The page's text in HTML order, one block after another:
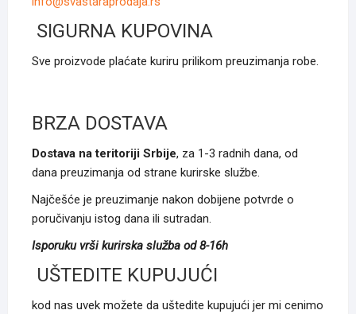
SIGURNA KUPOVINA
Sve proizvode plaćate kuriru prilikom preuzimanja robe.
BRZA DOSTAVA
Dostava na teritoriji Srbije, za 1-3 radnih dana, od
dana preuzimanja od strane kurirske službe.
Najčešće je preuzimanje nakon dobijene potvrde o
poručivanju istog dana ili sutradan.
Isporuku vrši kurirska služba od 8-16h
UŠTEDITE KUPUJUĆI
kod nas uvek možete da uštedite kupujući jer mi cenimo